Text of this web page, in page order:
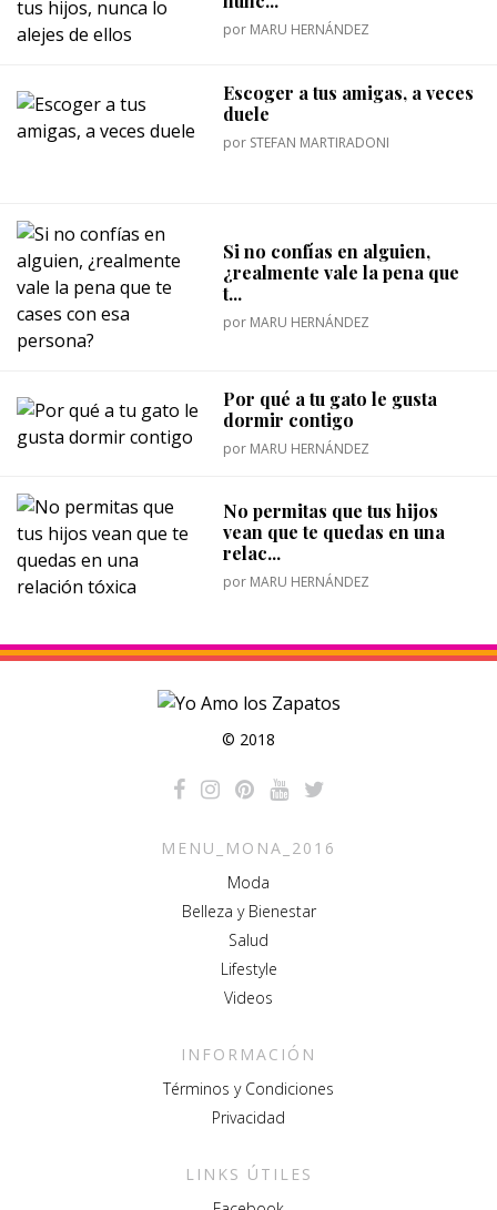
por MARU HERNÁNDEZ
Escoger a tus amigas, a veces
duele
por STEFAN MARTIRADONI
Si no confías en alguien,
¿realmente vale la pena que
t...
por MARU HERNÁNDEZ
Por qué a tu gato le gusta
dormir contigo
por MARU HERNÁNDEZ
No permitas que tus hijos
vean que te quedas en una
relac...
por MARU HERNÁNDEZ
© 2018
MENU_MONA_2016
Moda
Belleza y Bienestar
Salud
Lifestyle
Videos
INFORMACIÓN
Términos y Condiciones
Privacidad
LINKS ÚTILES